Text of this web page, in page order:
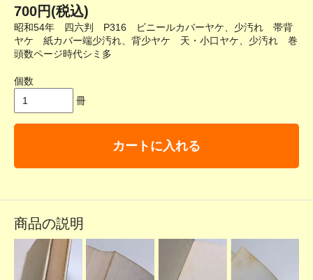
700円(税込)
昭和54年 四六判 P316 ビニールカバーヤケ、少汚れ 帯背
ヤケ 紙カバー端少汚れ、背少ヤケ 天・小口ヤケ、少汚れ 巻
頭数ページ時代シミ多
個数
冊
カートに入れる
商品の説明